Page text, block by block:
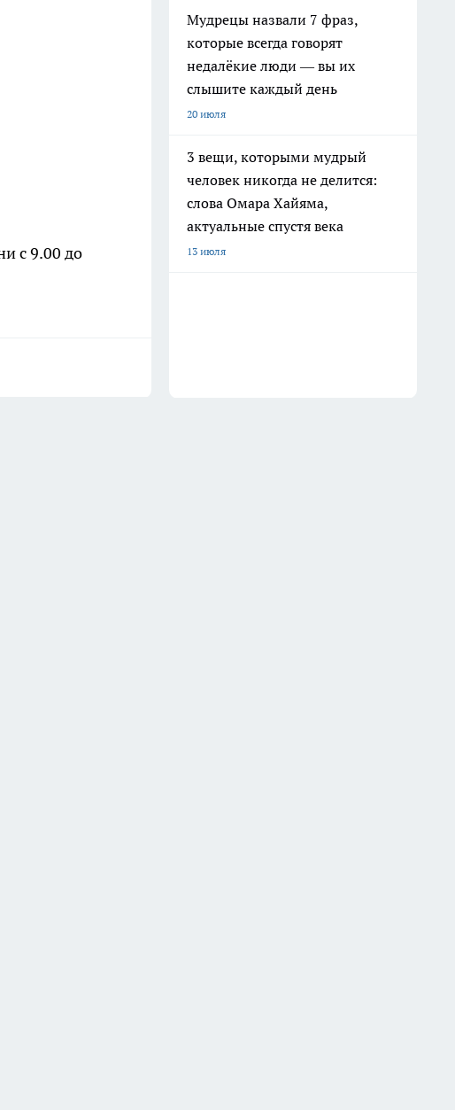
с 9.00 до
Мудрецы назвали 7 фраз,
которые всегда говорят
недалёкие люди — вы их
слышите каждый день
20 июля
3 вещи, которыми мудрый
человек никогда не делится:
слова Омара Хайяма,
актуальные спустя века
13 июля